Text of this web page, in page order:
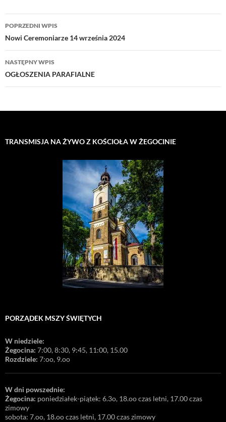
Nawigacja
wpisu
POPRZEDNI WPIS
Nowi Ceremoniarze 14 września 2024
NASTĘPNY WPIS
OGŁOSZENIA PARAFIALNE
TRANSMISJA NA ŻYWO Z KOŚCIOŁA W ŻEGOCINIE
PORZĄDEK MSZY ŚWIĘTYCH
W niedziele:
Żegocina: 7:00, 8:30, 9:45, 11:00, 15.00
Rozdziele: 7:oo, 9.oo
W dni powszednie:
Żegocina: poniedziałek-piątek: 6.3o, 18.oo czas letni, 17.00 czas
zimowy
sobota: 7.oo, 18.oo czas letni, 17.00 czas zimowy